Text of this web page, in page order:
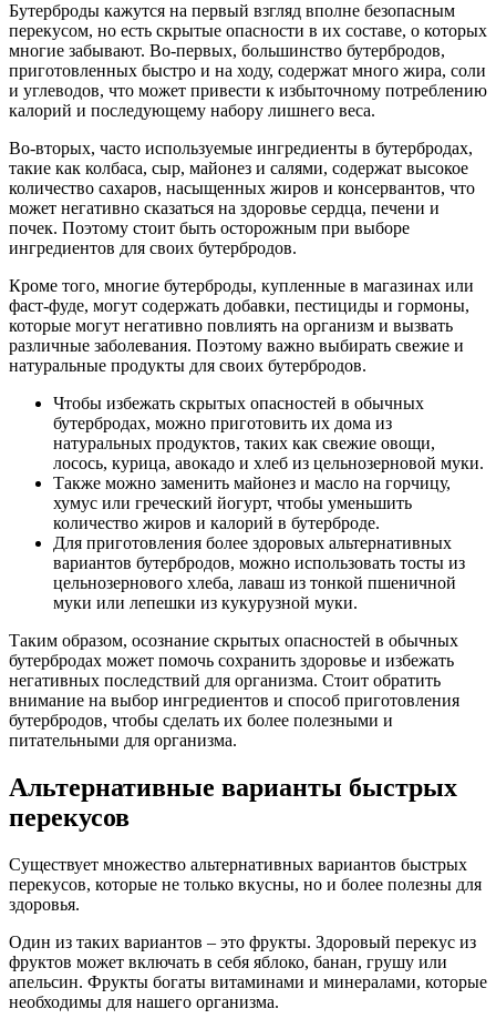
Бутерброды кажутся на первый взгляд вполне безопасным
перекусом, но есть скрытые опасности в их составе, о которых
многие забывают. Во-первых, большинство бутербродов,
приготовленных быстро и на ходу, содержат много жира, соли
и углеводов, что может привести к избыточному потреблению
калорий и последующему набору лишнего веса.
Во-вторых, часто используемые ингредиенты в бутербродах,
такие как колбаса, сыр, майонез и салями, содержат высокое
количество сахаров, насыщенных жиров и консервантов, что
может негативно сказаться на здоровье сердца, печени и
почек. Поэтому стоит быть осторожным при выборе
ингредиентов для своих бутербродов.
Кроме того, многие бутерброды, купленные в магазинах или
фаст-фуде, могут содержать добавки, пестициды и гормоны,
которые могут негативно повлиять на организм и вызвать
различные заболевания. Поэтому важно выбирать свежие и
натуральные продукты для своих бутербродов.
Чтобы избежать скрытых опасностей в обычных
бутербродах, можно приготовить их дома из
натуральных продуктов, таких как свежие овощи,
лосось, курица, авокадо и хлеб из цельнозерновой муки.
Также можно заменить майонез и масло на горчицу,
хумус или греческий йогурт, чтобы уменьшить
количество жиров и калорий в бутерброде.
Для приготовления более здоровых альтернативных
вариантов бутербродов, можно использовать тосты из
цельнозернового хлеба, лаваш из тонкой пшеничной
муки или лепешки из кукурузной муки.
Таким образом, осознание скрытых опасностей в обычных
бутербродах может помочь сохранить здоровье и избежать
негативных последствий для организма. Стоит обратить
внимание на выбор ингредиентов и способ приготовления
бутербродов, чтобы сделать их более полезными и
питательными для организма.
Альтернативные варианты быстрых
перекусов
Существует множество альтернативных вариантов быстрых
перекусов, которые не только вкусны, но и более полезны для
здоровья.
Один из таких вариантов – это фрукты. Здоровый перекус из
фруктов может включать в себя яблоко, банан, грушу или
апельсин. Фрукты богаты витаминами и минералами, которые
необходимы для нашего организма.